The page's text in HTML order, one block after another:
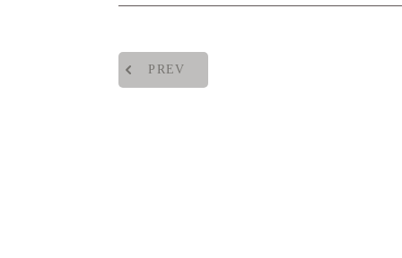
PREV